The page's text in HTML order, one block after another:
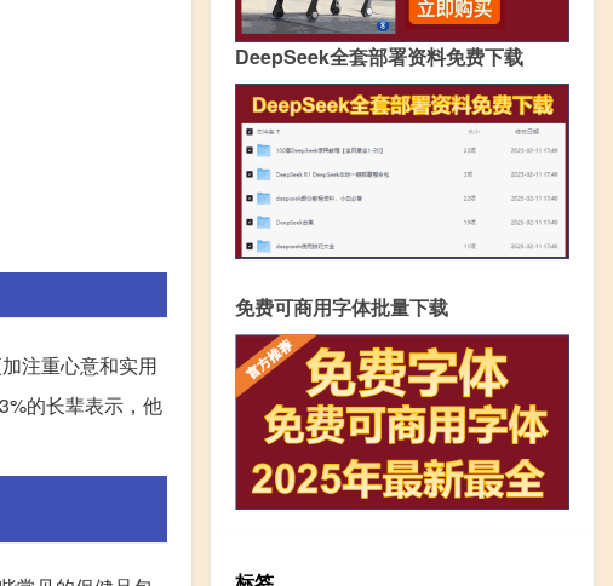
加注重心意和实用
的长辈表示，他
DeepSeek全套部署资料免费下载
免费可商用字体批量下载